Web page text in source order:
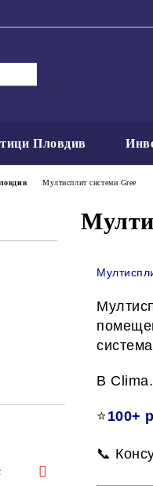
Пловдив
Мултисплит системи Gree
В
⭐100+
📞